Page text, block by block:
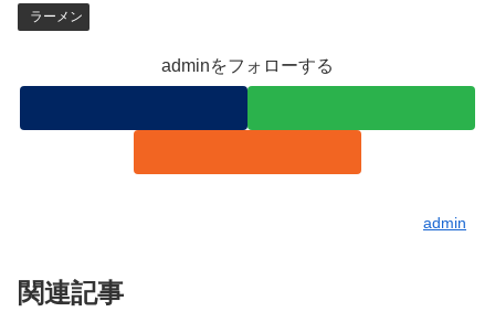
ラーメン
adminをフォローする
admin
関連記事